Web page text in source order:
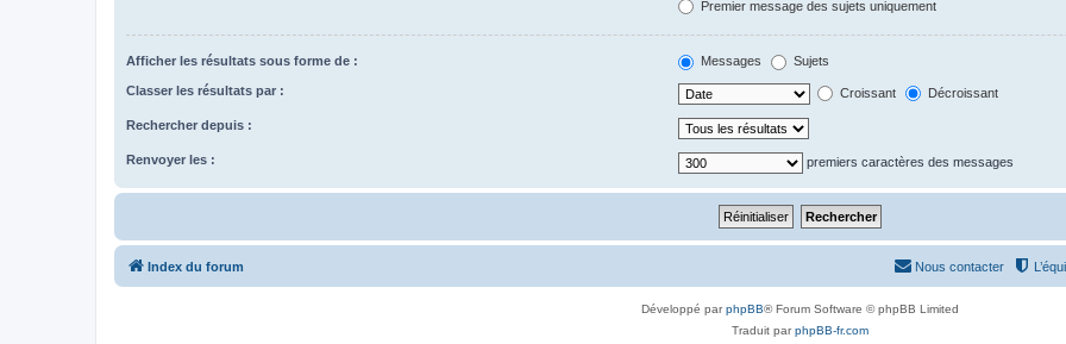
Premier message des sujets uniquement
Afficher les résultats sous forme de : Messages Sujets
Classer les résultats par : Croissant Décroissant
Rechercher depuis :
Renvoyer les : premiers caractères des messages
Index du forum Nous contacter
Développé parphpBB® Forum Software © phpBB Limited
Traduit parphpBB-fr.com